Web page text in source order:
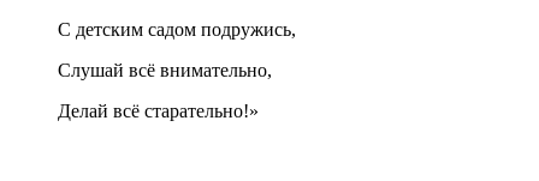
С детским садом подружись,
Слушай всё внимательно,
Делай всё старательно!»